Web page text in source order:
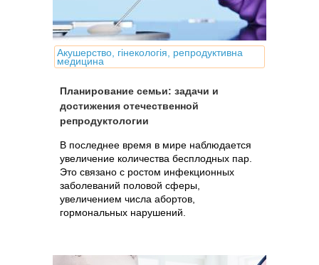
Акушерство, гінекологія, репродуктивна
медицина
Планирование семьи: задачи и
достижения отечественной
репродуктологии
В последнее время в мире наблюдается
увеличение количества бесплодных пар.
Это связано с ростом инфекционных
заболеваний половой сферы,
увеличением числа абортов,
гормональных нарушений.